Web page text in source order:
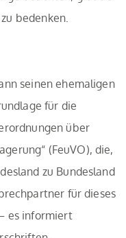
bedenken.
seinen ehemaligen
für die
über
(FeuVO), die,
zu Bundesland
für dieses
es informiert